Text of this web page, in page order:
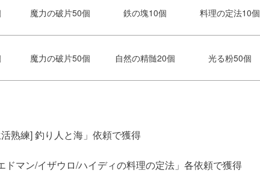
魔力の破片50個 鉄の塊10個 料理の定法10個
魔力の破片50個 自然の精髄20個 光る粉50個
熟練] 釣り人と海」依頼で獲得
マン/イザウロ/ハイディの料理の定法」各依頼で獲得